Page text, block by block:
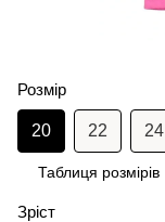
Розмір
20 22 24
Таблиця розмірів
Зріст